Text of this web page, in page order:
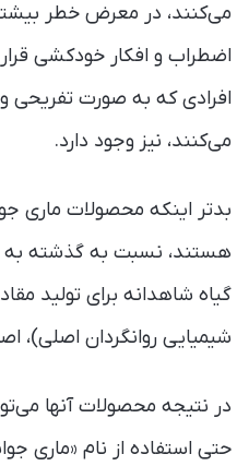
می‌کنند، در معرض خطر
اضطراب و افکار خودکشی
افرادی که به صورت تفریحی
می‌کنند، نیز وجود دارد.
بدتر اینکه محصولات ماری
هستند، نسبت به گذشته به
شیمیایی روانگردان اصلی)،
در نتیجه محصولات آنها
حتی استفاده از نام «ماری